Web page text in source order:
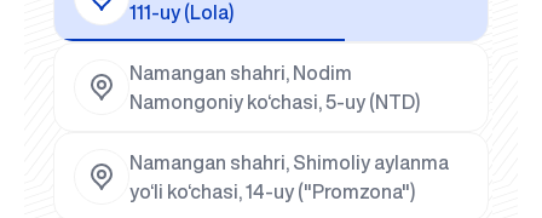
111-uy (Lola)
Namangan shahri, Nodim
Namongoniy ko‘chasi, 5-uy (NTD)
Namangan shahri, Shimoliy aylanma
yo‘li ko‘chasi, 14-uy ("Promzona")